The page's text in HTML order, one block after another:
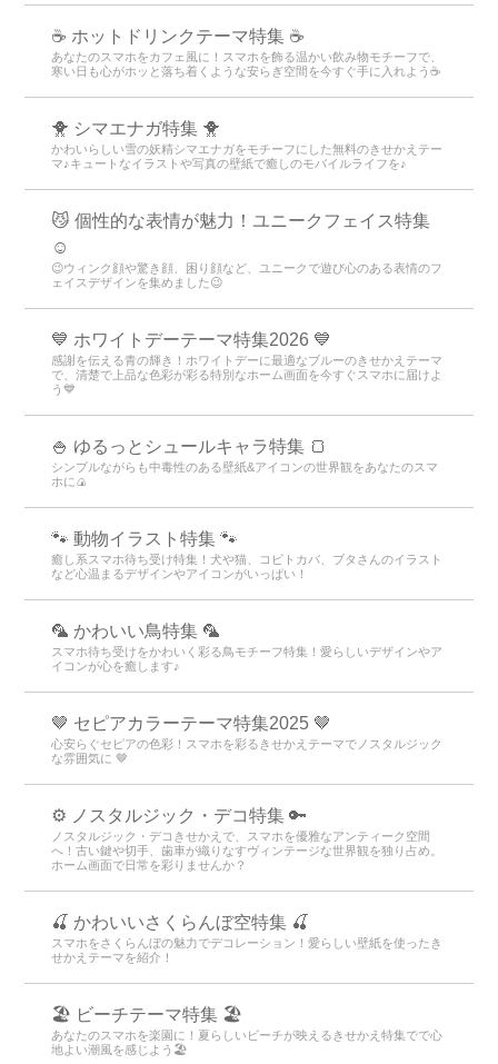
☕️ ホットドリンクテーマ特集 ☕️
あなたのスマホをカフェ風に！スマホを飾る温かい飲み物モチーフで、
寒い日も心がホッと落ち着くような安らぎ空間を今すぐ手に入れよう☕️
🐥 シマエナガ特集 🐥
かわいらしい雪の妖精シマエナガをモチーフにした無料のきせかえテー
マ♪キュートなイラストや写真の壁紙で癒しのモバイルライフを♪
😼 個性的な表情が魅力！ユニークフェイス特集
☺️
😉ウィンク顔や驚き顔、困り顔など、ユニークで遊び心のある表情のフ
ェイスデザインを集めました😉
💙 ホワイトデーテーマ特集2026 💙
感謝を伝える青の輝き！ホワイトデーに最適なブルーのきせかえテーマ
で、清楚で上品な色彩が彩る特別なホーム画面を今すぐスマホに届けよ
う💙
🍚 ゆるっとシュールキャラ特集 🍞
シンプルながらも中毒性のある壁紙&アイコンの世界観をあなたのスマ
ホに🍙
🐾 動物イラスト特集 🐾
癒し系スマホ待ち受け特集！犬や猫、コビトカバ、ブタさんのイラスト
など心温まるデザインやアイコンがいっぱい！
🦜 かわいい鳥特集 🦜
スマホ待ち受けをかわいく彩る鳥モチーフ特集！愛らしいデザインやア
イコンが心を癒します♪
🤎 セピアカラーテーマ特集2025 🤎
心安らぐセピアの色彩！スマホを彩るきせかえテーマでノスタルジック
な雰囲気に 🤎
⚙️ ノスタルジック・デコ特集 🔑
ノスタルジック・デコきせかえで、スマホを優雅なアンティーク空間
へ！古い鍵や切手、歯車が織りなすヴィンテージな世界観を独り占め。
ホーム画面で日常を彩りませんか？
🍒 かわいいさくらんぼ空特集 🍒
スマホをさくらんぼの魅力でデコレーション！愛らしい壁紙を使ったき
せかえテーマを紹介！
🏖 ビーチテーマ特集 🏖
あなたのスマホを楽園に！夏らしいビーチが映えるきせかえ特集でで心
地よい潮風を感じよう🏖